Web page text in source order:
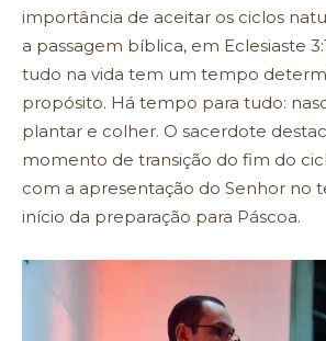
importância de aceitar os ciclos
a passagem bíblica, em Eclesiaste
tudo na vida tem um tempo
propósito. Há tempo para tudo:
plantar e colher. O sacerdote
momento de transição do fim do
com a apresentação do Senhor no
início da preparação para Páscoa.